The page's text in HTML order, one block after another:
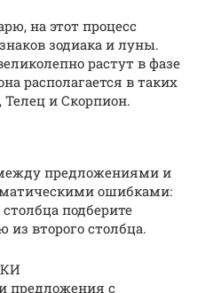
на этот процесс
зодиака и луны.
растут в фазе
располагается в таких
Телец и Скорпион.
между предложениями и
ошибками:
подберите
второго столбца.
предложения с